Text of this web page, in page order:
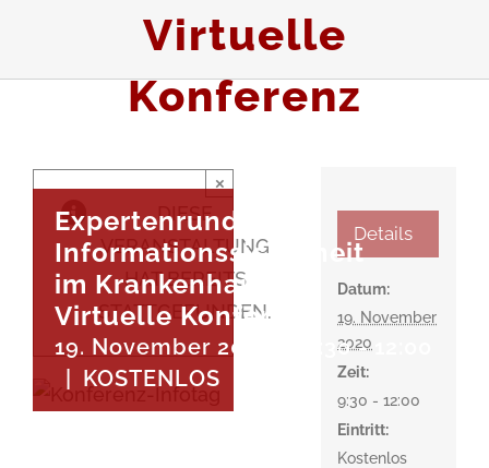
Virtuelle
Konferenz
DIESE
VERANSTALTUNG
HAT BEREITS
STATTGEFUNDEN.
×
Expertenrunde zur
Informationssicherheit
im Krankenhaus –
Virtuelle Konferenz
19. November 2020 @ 9:30-
KOSTENLOS
Details
Datum:
19. November
2020
Zeit:
9:30 - 12:00
Eintritt:
Kostenlos